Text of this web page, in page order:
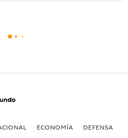
ECONOMÍA DEFENSA